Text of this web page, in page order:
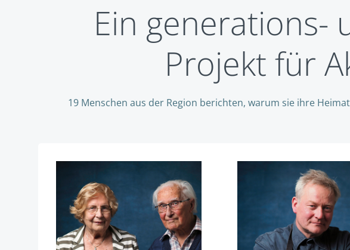
Ein generations-
Projekt für
19 Menschen aus der Region berichten, warum sie ihre